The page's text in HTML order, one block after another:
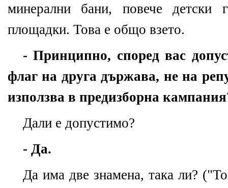
минерални бани, повече детски
площадки. Това е общо взето.
- Принципно, според вас
флаг на друга държава, не на
използва в предизборна
Дали е допустимо?
- Да.
Да има две знамена, така ли? ("